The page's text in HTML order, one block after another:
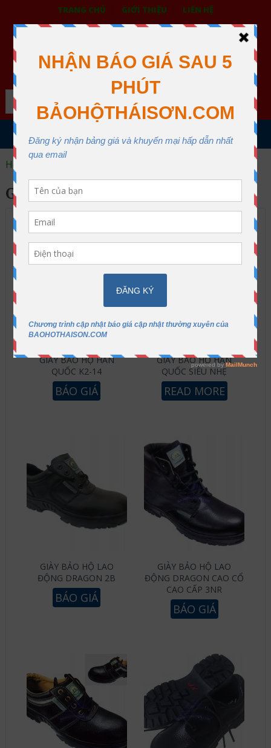
TRANG CHỦ GIỚI THIỆU LIÊN HỆ
BẢO HỘ LAO ĐỘNG THÁI SƠN
XƯỞNG MAY THÁI SƠN QUẬN 12
Search
MENU
Home
GIÀY BẢO HỘ HCM
GIÀY BẢO HỘ HÀN
QUỐC K2-14
BÁO GIÁ
GIÀY BẢO HỘ HÀN
QUỐC SIÊU NHẸ
READ MORE
GIÀY BẢO HỘ LAO
ĐỘNG DRAGON 2B
BÁO GIÁ
GIÀY BẢO HỘ LAO
ĐỘNG DRAGON CAO CỔ
CAO CẤP 3NR
BÁO GIÁ